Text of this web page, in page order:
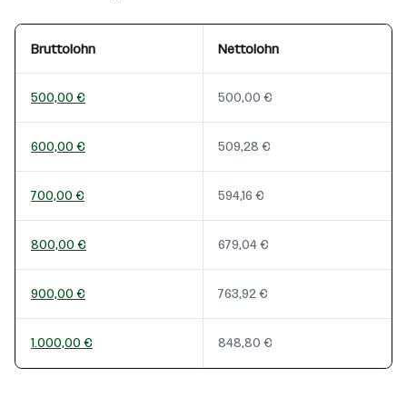
Bruttolohn Nettolohn
500,00 € 500,00 €
600,00 € 509,28 €
700,00 € 594,16 €
800,00 € 679,04 €
900,00 € 763,92 €
1.000,00 € 848,80 €